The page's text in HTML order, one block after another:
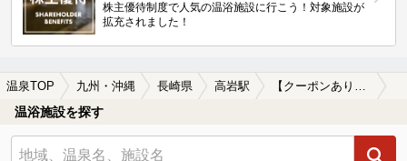
株主優待制度で人気の温浴施設に行こう！対象施設が
拡充されました！
温泉TOP 九州・沖縄 長崎県 高岩駅 【クーポンあり】ホテルで楽しめる高岩駅近くの温泉、日帰り温泉、スーパー銭湯おすすめ
温浴施設を探す